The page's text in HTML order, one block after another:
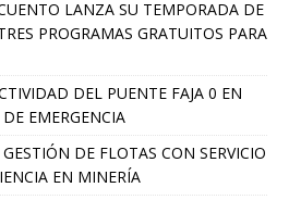
LANZA SU TEMPORADA DE
PROGRAMAS GRATUITOS PARA
DEL PUENTE FAJA 0 EN
EMERGENCIA
DE FLOTAS CON SERVICIO
EN MINERÍA